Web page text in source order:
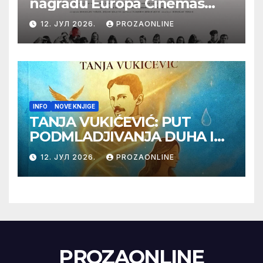
Label na Filmskom festivalu
u Karlovim Varima
12. ЈУЛ 2026. PROZAONLINE
INFO NOVE KNJIGE
TANJA VUKIĆEVIĆ: PUT
PODMLADJIVANJA DUHA I
TELA SA TESLOM
12. ЈУЛ 2026. PROZAONLINE
PROZAONLINE